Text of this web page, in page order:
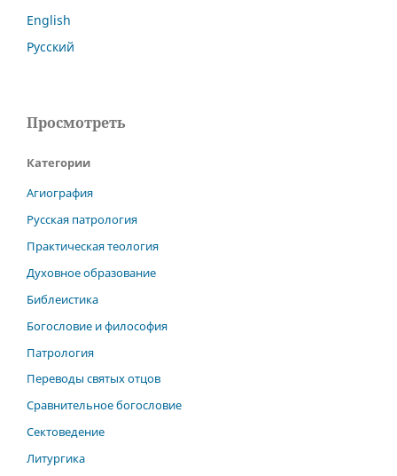
English
Русский
Просмотреть
Категории
Агиография
Русская патрология
Практическая теология
Духовное образование
Библеистика
Богословие и философия
Патрология
Переводы святых отцов
Сравнительное богословие
Сектоведение
Литургика